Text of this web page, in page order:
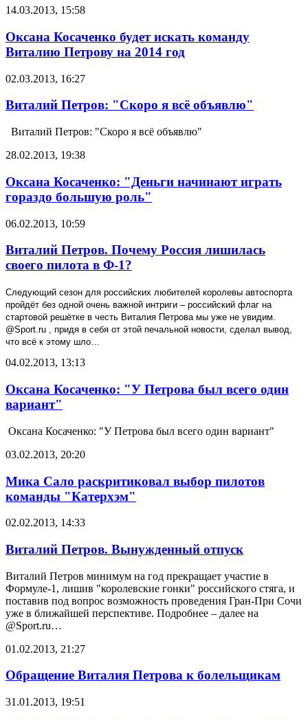
14.03.2013, 15:58
Оксана Косаченко будет искать команду
Виталию Петрову на 2014 год
02.03.2013, 16:27
Виталий Петров: "Скоро я всё объявлю"
Виталий Петров: "Скоро я всё объявлю"
28.02.2013, 19:38
Оксана Косаченко: "Деньги начинают играть
гораздо большую роль"
06.02.2013, 10:59
Виталий Петров. Почему Россия лишилась
своего пилота в Ф-1?
Следующий сезон для российских любителей королевы автоспорта
пройдёт без одной очень важной интриги – российский флаг на
стартовой решётке в честь Виталия Петрова мы уже не увидим.
@Sport.ru , придя в себя от этой печальной новости, сделал вывод,
что всё к этому шло…
04.02.2013, 13:13
Оксана Косаченко: "У Петрова был всего один
вариант"
Оксана Косаченко: "У Петрова был всего один вариант"
03.02.2013, 20:20
Мика Сало раскритиковал выбор пилотов
команды "Катерхэм"
02.02.2013, 14:33
Виталий Петров. Вынужденный отпуск
Виталий Петров минимум на год прекращает участие в
Формуле-1, лишив "королевские гонки" российского стяга, и
поставив под вопрос возможность проведения Гран-При Сочи
уже в ближайшей перспективе. Подробнее – далее на
@Sport.ru…
01.02.2013, 21:27
Обращение Виталия Петрова к болельщикам
31.01.2013, 19:51